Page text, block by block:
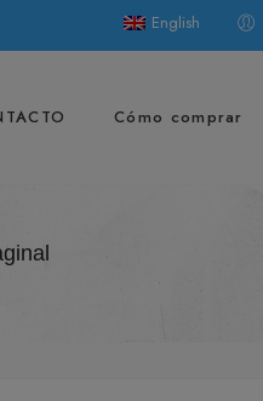
English
Cómo comprar